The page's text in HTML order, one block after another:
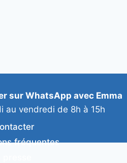
sur WhatsApp avec Emma
au vendredi de 8h à 15h
fréquentes